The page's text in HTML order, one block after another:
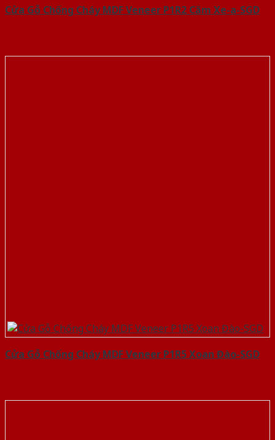
Cửa Gỗ Chống Cháy MDF Veneer P1R2 Căm Xe-a-SGD
Cửa Gỗ Chống Cháy MDF Veneer P1R5 Xoan Đào-SGD